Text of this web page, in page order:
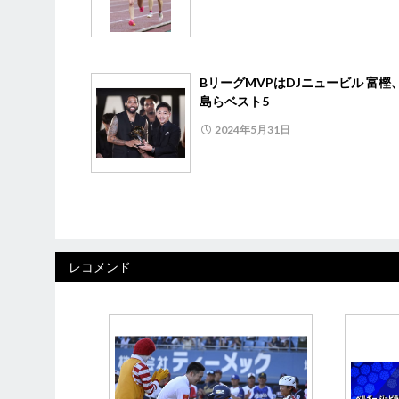
BリーグMVPはDJニュービル 富樫
島らベスト5
2024年5月31日
レコメンド